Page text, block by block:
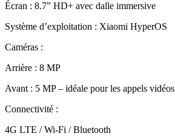
Écran : 8.7” HD+ avec dalle immersive
Système d’exploitation : Xiaomi HyperOS
Caméras :
Arrière : 8 MP
Avant : 5 MP – idéale pour les appels vidéos
Connectivité :
4G LTE / Wi-Fi / Bluetooth